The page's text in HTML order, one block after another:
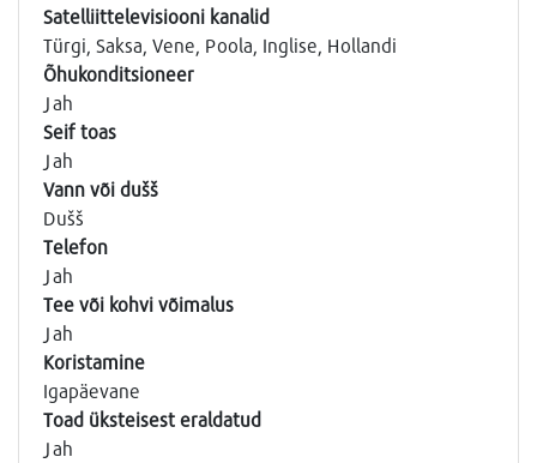
Satelliittelevisiooni kanalid
Türgi, Saksa, Vene, Poola, Inglise, Hollandi
Õhukonditsioneer
Jah
Seif toas
Jah
Vann või dušš
Dušš
Telefon
Jah
Tee või kohvi võimalus
Jah
Koristamine
Igapäevane
Toad üksteisest eraldatud
Jah